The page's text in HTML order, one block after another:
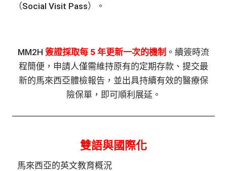
（Social Visit Pass）。
MM2H 簽證採取每 5 年更新一次的機制 。續簽時流
程簡便，申請人僅需維持原有的定期存款、提交最
新的馬來西亞體檢報告，並出具持續有效的醫療保
險保單，即可順利展延。
雙語與國際化
馬來西亞的英文教育概況